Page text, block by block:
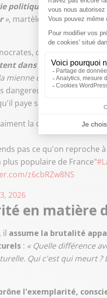
politique aujourd'hui,
», martèle-t-il, accusant
qu'ils soient à Paris
dans une grande tour
mienne qui m'appartient
dangereux qu'un
paye son salaire ».
la chasse ?
pas ce qu'on reproche
plus populaire de France"
z6cbRZw8NS
2026
en matière
il assume la brutalité
: « Quelle différence
Qui c'est qui meurt
l'exemplarité,